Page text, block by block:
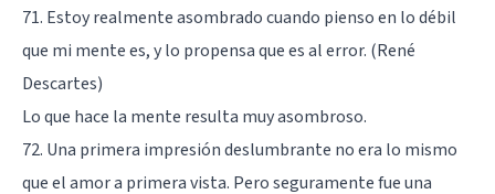
71. Estoy realmente asombrado cuando pienso en lo débil
que mi mente es, y lo propensa que es al error. (René
Descartes)
Lo que hace la mente resulta muy asombroso.
72. Una primera impresión deslumbrante no era lo mismo
que el amor a primera vista. Pero seguramente fue una